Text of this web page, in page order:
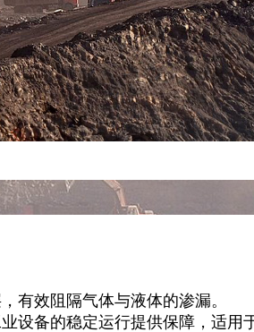
有效阻隔气体与液体的渗漏。
备的稳定运行提供保障，适用